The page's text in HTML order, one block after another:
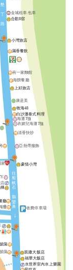
墾
丁
路
金城租車.包車
小灣旅店
滿香餐飲
海饌餐廳
白沙灘泰式料理
海灘T恤
廳
清香快炒
亞熱帶服飾
富
收費停車場
凱撒大飯店
福華大飯店
水世界室內水上樂園
往
船
帆
石
鵝
鑾
鼻
薩
薩
衣媚兒海灘T恤
有一家麵館
康是美
理
上好旅店
合歡8宿
豪情小灣
店
棟
牧海48